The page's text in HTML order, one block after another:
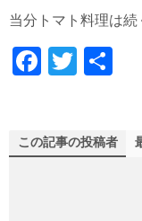
当分トマト料理は続
Fa
ok
T
r
この記事の投稿者